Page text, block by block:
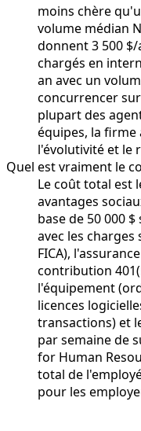
moins chère
volume médian
donnent 3 500
chargés en
an avec un
concurrencer
plupart des
équipes, la
l'évolutivité et le
Quel est vraiment le
Le coût total est
avantages
base de 50 000 $
avec les charges
FICA),
contribution
l'équipement
licences
transactions) et
par semaine de
for Human
total de
pour les